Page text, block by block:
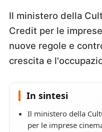
Il ministero della
Credit per le
nuove regole e
crescita e
In sintesi
Il ministero della
per le imprese